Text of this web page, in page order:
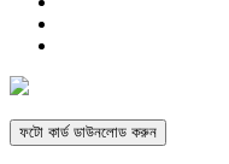
ফটো কার্ড ডাউনলোড করুন